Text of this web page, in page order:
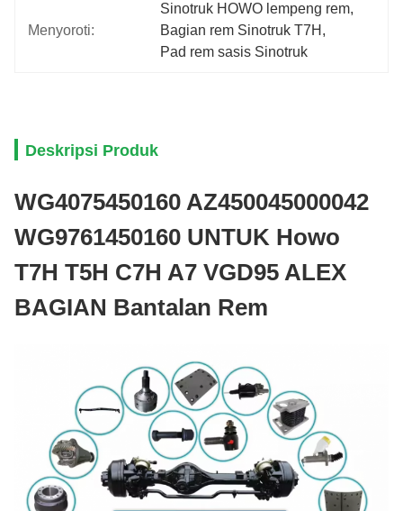
Menyoroti:
Sinotruk HOWO lempeng rem,
Bagian rem Sinotruk T7H ,
Pad rem sasis Sinotruk
Deskripsi Produk
WG4075450160 AZ450045000042
WG9761450160 UNTUK Howo
T7H T5H C7H A7 VGD95 ALEX
BAGIAN Bantalan Rem